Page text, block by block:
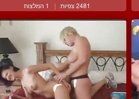
2481 צפיות | 1 המלצות